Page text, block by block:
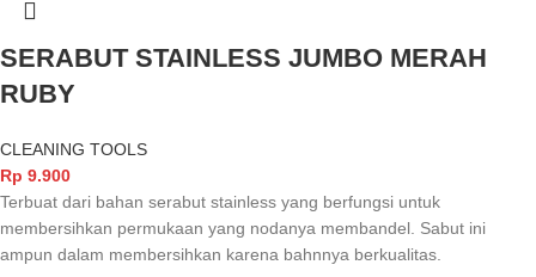
SERABUT STAINLESS JUMBO MERAH
RUBY
CLEANING TOOLS
Rp 9.900
Terbuat dari bahan serabut stainless yang berfungsi untuk
membersihkan permukaan yang nodanya membandel. Sabut ini
ampun dalam membersihkan karena bahnnya berkualitas.